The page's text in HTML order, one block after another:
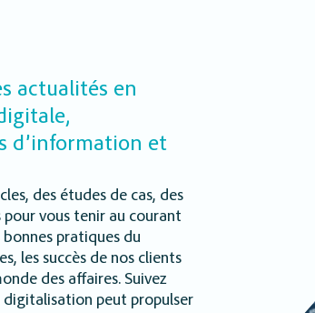
actualités en
d’information et
des études de cas, des
vous tenir au courant
pratiques du
les succès de nos clients
des affaires. Suivez
peut propulser